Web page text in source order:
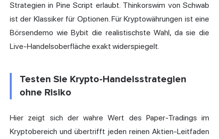
Strategien in Pine Script erlaubt. Thinkorswim von Schwab
ist der Klassiker für Optionen. Für Kryptowährungen ist eine
Börsendemo wie Bybit die realistischste Wahl, da sie die
Live-Handelsoberfläche exakt widerspiegelt.
Testen Sie Krypto-Handelsstrategien
ohne Risiko
Hier zeigt sich der wahre Wert des Paper-Tradings im
Kryptobereich und übertrifft jeden reinen Aktien-Leitfaden